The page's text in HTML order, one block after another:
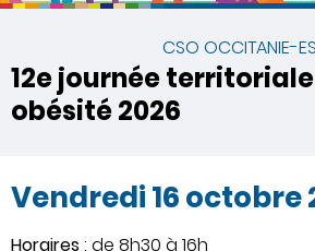
CSO OCCITANIE-
12e journée territoriale
obésité 2026
Vendredi 16 octobre
Horaires: de 8h30 à 16h